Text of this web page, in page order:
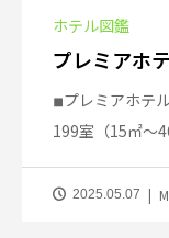
ホテル図鑑
プレミアホ
◾︎プレミアホテ
199室（15㎡～
2025.05.07